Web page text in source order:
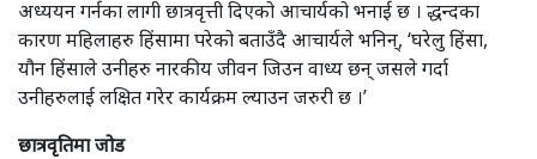
अध्ययन गर्नका लागी छात्रवृत्ती दिएको आचार्यको भनाई छ । द्धन्दका
कारण महिलाहरु हिंसामा परेको बताउँदै आचार्यले भनिन्, ‘घरेलु हिंसा,
यौन हिंसाले उनीहरु नारकीय जीवन जिउन वाध्य छन् जसले गर्दा
उनीहरुलाई लक्षित गरेर कार्यक्रम ल्याउन जरुरी छ ।’
छात्रवृतिमा जोड